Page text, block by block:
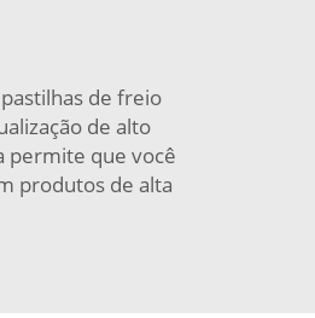
de freio
de alto
permite que você
produtos de alta